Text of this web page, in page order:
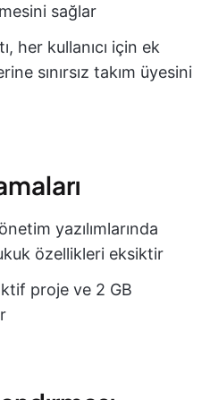
sağlar
her kullanıcı için ek
sınırsız takım üyesini
yazılımlarında
özellikleri eksiktir
proje ve 2 GB